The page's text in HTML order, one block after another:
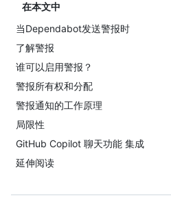
在本文中
当Dependabot发送警报时
了解警报
谁可以启用警报？
警报所有权和分配
警报通知的工作原理
局限性
GitHub Copilot 聊天功能 集成
延伸阅读